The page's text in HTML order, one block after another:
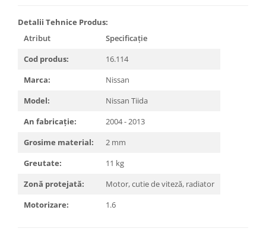
Carlige Volvo
Carlige Xpeng
Carlige Xpeng G6
Carlige Xpeng G9
Detalii Tehnice Produs:
Atribut
Specificație
Cod produs:
16.114
Marca:
Nissan
Model:
Nissan Tiida
An fabricație:
2004 - 2013
Grosime material:
2 mm
Greutate:
11 kg
Zonă protejată:
Motor, cutie de viteză, radiator
Motorizare:
1.6